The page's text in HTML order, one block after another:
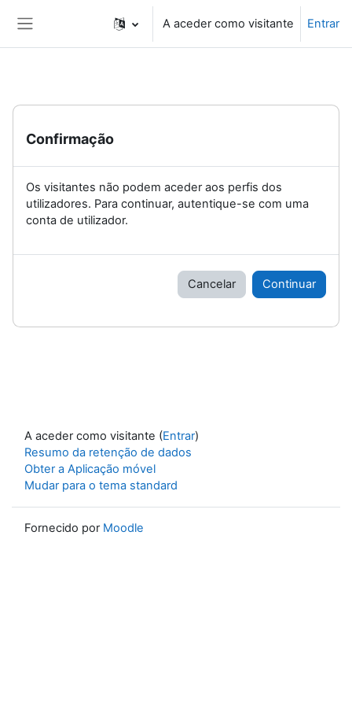
A aceder como visitante Entrar
Confirmação
Os visitantes não podem aceder aos perfis dos
utilizadores. Para continuar, autentique-se com uma
conta de utilizador.
Cancelar Continuar
A aceder como visitante (Entrar)
Resumo da retenção de dados
Obter a Aplicação móvel
Mudar para o tema standard
Fornecido por Moodle